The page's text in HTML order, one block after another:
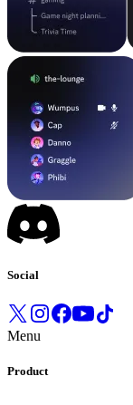
Social
Menu
Product